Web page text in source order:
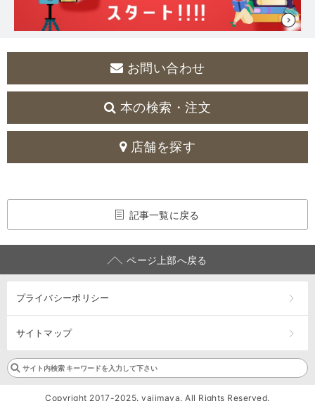
お問い合わせ
本の検索・注文
店舗を探す
記事一覧に戻る
ページ上部へ戻る
プライバシーポリシー
サイトマップ
Copyright 2017-2025. yajimaya. All Rights Reserved.